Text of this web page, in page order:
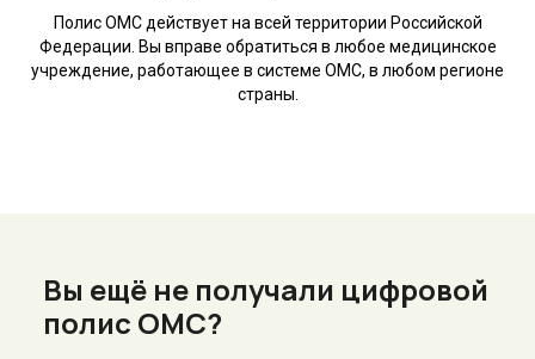
Полис ОМС действует на всей территории Российской
Федерации. Вы вправе обратиться в любое медицинское
учреждение, работающее в системе ОМС, в любом регионе
страны.
Вы ещё не получали цифровой
полис ОМС?